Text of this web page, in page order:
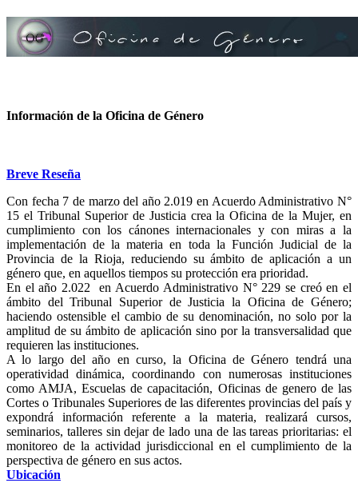
Información de la Oficina de Género
Breve Reseña
Con fecha 7 de marzo del año 2.019 en Acuerdo Administrativo N°
15 el Tribunal Superior de Justicia crea la Oficina de la Mujer, en
cumplimiento con los cánones internacionales y con miras a la
implementación de la materia en toda la Función Judicial de la
Provincia de la Rioja, reduciendo su ámbito de aplicación a un
género que, en aquellos tiempos su protección era prioridad.
En el año 2.022 en Acuerdo Administrativo N° 229 se creó en el
ámbito del Tribunal Superior de Justicia la Oficina de Género;
haciendo ostensible el cambio de su denominación, no solo por la
amplitud de su ámbito de aplicación sino por la transversalidad que
requieren las instituciones.
A lo largo del año en curso, la Oficina de Género tendrá una
operatividad dinámica, coordinando con numerosas instituciones
como AMJA, Escuelas de capacitación, Oficinas de genero de las
Cortes o Tribunales Superiores de las diferentes provincias del país y
expondrá información referente a la materia, realizará cursos,
seminarios, talleres sin dejar de lado una de las tareas prioritarias: el
monitoreo de la actividad jurisdiccional en el cumplimiento de la
perspectiva de género en sus actos.
Ubicación